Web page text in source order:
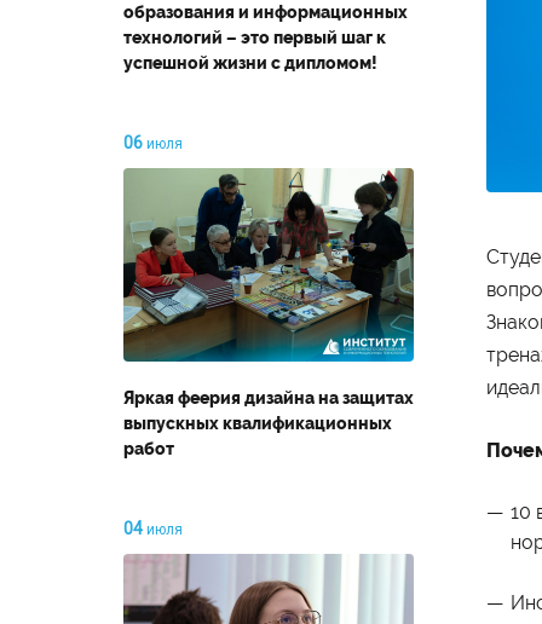
Об институте
образования и информационных
технологий – это первый шаг к
успешной жизни с дипломом!
06 июля
Яркая феерия дизайна на защитах
выпускных квалификационных
работ
04 июля
10